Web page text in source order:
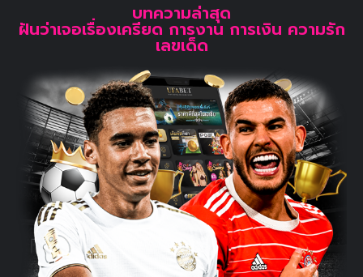
บทความล่าสุด
ฝันว่าเจอเรื่องเครียด การงาน การเงิน ความรัก
เลขเด็ด